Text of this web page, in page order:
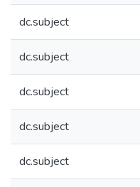
dc.subject
dc.subject
dc.subject
dc.subject
dc.subject